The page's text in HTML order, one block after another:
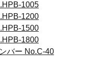
1005
1200
1500
1800
バー No.C-40